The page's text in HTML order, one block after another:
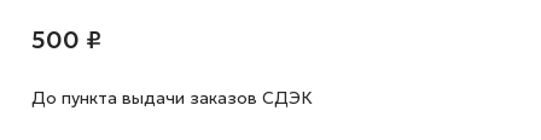
500 ₽
До пункта выдачи заказов СДЭК